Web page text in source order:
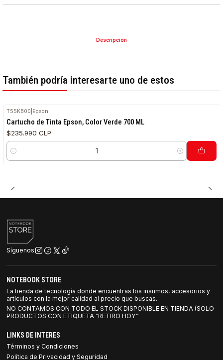
Descripción
También podría interesarte uno de estos
T55KB00 Epson
Cartucho de Tinta Epson, Color Verde 700 ML
$235.990 CLP
Cantidad
Síguenos
NOTEBOOK STORE
La tienda de tecnología donde encuentras los insumos, accesorios y
artículos con la mejor calidad al precio que buscas.
NO CONTAMOS CON TODO EL STOCK DISPONIBLE EN TIENDA (SOLO
PRODUCTOS CON ETIQUETA “RETIRO HOY”
LINKS DE INTERES
Términos y Condiciones
Política de Privacidad y Seguridad